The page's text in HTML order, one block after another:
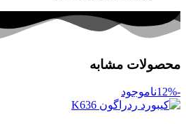
محصولات مشابه
-12% ناموجود